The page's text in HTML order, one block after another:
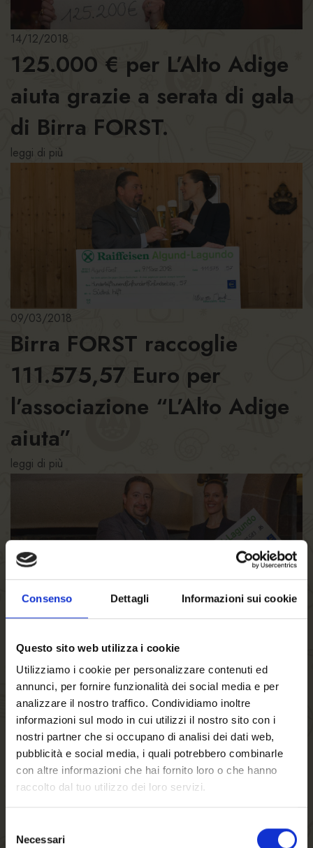
Consenso Dettagli Informazioni sui cookie
Questo sito web utilizza i cookie
Utilizziamo i cookie per personalizzare contenuti ed
annunci, per fornire funzionalità dei social media e per
analizzare il nostro traffico. Condividiamo inoltre
informazioni sul modo in cui utilizzi il nostro sito con i
nostri partner che si occupano di analisi dei dati web,
pubblicità e social media, i quali potrebbero combinarle
con altre informazioni che hai fornito loro o che hanno
raccolto dal tuo utilizzo dei loro servizi.
delNecessari
14/12/2018
125.000 € per L’Alto Adige
aiuta grazie a serata di gala
di Birra FORST.
leggi di più
09/03/2018
Birra FORST raccoglie
111.575,57 Euro per
l’associazione “L’Alto Adige
aiuta”
leggi di più
La Foresta Natalizia
raccoglie una somma record
di 102.583,86 euro a favore
di “L’Alto Adige aiuta”
leggi di più